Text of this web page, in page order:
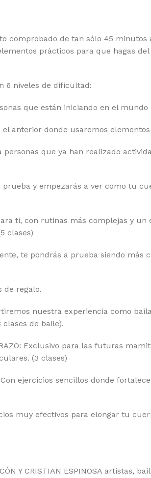
comprobado de tan sólo 45
prácticos para que hagas
6 niveles de dificultad:
que están iniciando en el
el anterior donde usaremos
personas que ya han realizado
prueba y empezarás a ver como tu
ti, con rutinas más complejas y
clases)
te pondrás a prueba siendo
de regalo.
nuestra experiencia como
de baile).
Exclusivo para las futuras
(3 clases)
Con ejercicios sencillos donde
muy efectivos para elongar tu
Y CRISTIAN ESPINOSA